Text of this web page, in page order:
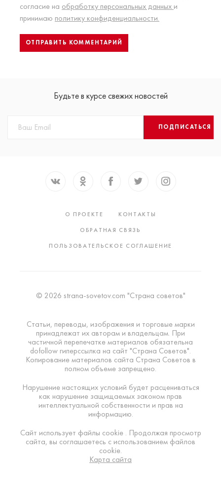
согласие на обработку персональных данных и
принимаю политику конфиденциальности.
Будьте в курсе свежих новостей
ПОДПИСАТЬСЯ
О ПРОЕКТЕ
КОНТАКТЫ
ОБРАТНАЯ СВЯЗЬ
ПОЛЬЗОВАТЕЛЬСКОЕ СОГЛАШЕНИЕ
© 2026 strana-sovetov.com "Страна советов"
Статьи, переводы, изображения и торговые марки
принадлежат их авторам и владельцам. При
частичной перепечатке материалов обязательна
dofollow гиперссылка на сайт "Страна Советов".
Копирование материалов сайта Страна Советов в
полном объеме запрещено.
Нарушение настоящих условий будет расцениваться
как нарушение защищаемых законом прав
интеллектуальной собственности и прав на
информацию.
Сайт использует файлы cookie . Продолжая просмотр
сайта, вы соглашаетесь с использованием файлов
cookie.
Карта сайта